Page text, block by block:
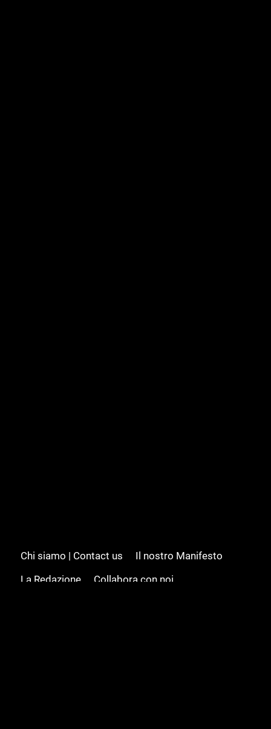
Chi siamo | Contact us
Il nostro Manifesto
La Redazione
Collabora con noi